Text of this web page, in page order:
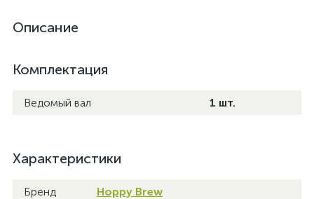
Описание
Комплектация
Ведомый вал 1 шт.
Характеристики
Бренд
Hoppy Brew